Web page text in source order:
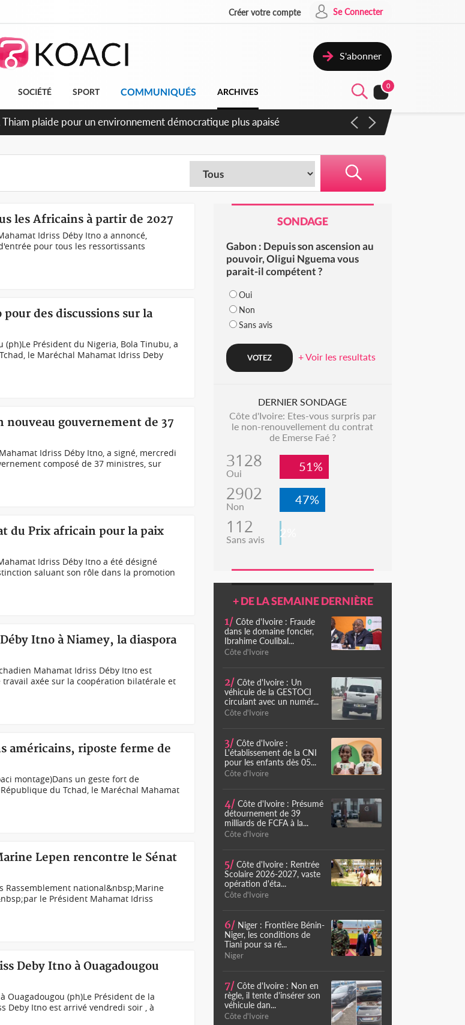
Créer votre compte Se Connecter
S'abonner
SOCIÉTÉ SPORT COMMUNIQUÉS ARCHIVES
0
les convocations seront disponibles à compter du samedi
les Africains à partir de 2027
Idriss Déby Itno a annoncé,
pour tous les ressortissants
des discussions sur la
Président du Nigeria, Bola Tinubu, a
le Maréchal Mahamat Idriss Deby
nouveau gouvernement de 37
Idriss Déby Itno, a signé, mercredi
composé de 37 ministres, sur
du Prix africain pour la paix
Idriss Déby Itno a été désigné
saluant son rôle dans la promotion
Itno à Niamey, la diaspora
Mahamat Idriss Déby Itno est
axée sur la coopération bilatérale et
américains, riposte ferme de
montage)Dans un geste fort de
du Tchad, le Maréchal Mahamat
Lepen rencontre le Sénat
Rassemblement national&nbsp;Marine
le Président Mahamat Idriss
Deby Itno à Ouagadougou
Ouagadougou (ph)Le Président de la
Deby Itno est arrivé vendredi soir , à
SONDAGE
Gabon : Depuis son ascension au
pouvoir, Oligui Nguema vous
parait-il compétent ?
Oui
Non
Sans avis
+ Voir les resultats
DERNIER SONDAGE
Côte d'Ivoire: Etes-vous surpris par
le non-renouvellement du contrat
de Emerse Faé ?
3128
Oui 51%
2902
Non 47%
112
Sans avis 2%
+ DE LA SEMAINE DERNIÈRE
1/ Côte d'Ivoire : Fraude
dans le domaine foncier,
Ibrahime Coulibal...
Côte d'Ivoire
2/ Côte d'Ivoire : Un
véhicule de la GESTOCI
circulant avec un numér...
Côte d'Ivoire
3/ Côte d'Ivoire :
L'établissement de la CNI
pour les enfants dès 05...
Côte d'Ivoire
4/ Côte d'Ivoire : Présumé
détournement de 39
milliards de FCFA à la...
Côte d'Ivoire
5/ Côte d'Ivoire : Rentrée
Scolaire 2026-2027, vaste
opération d'éta...
Côte d'Ivoire
6/ Niger : Frontière Bénin-
Niger, les conditions de
Tiani pour sa ré...
Niger
7/ Côte d'Ivoire : Non en
règle, il tente d'insérer son
véhicule dan...
Côte d'Ivoire